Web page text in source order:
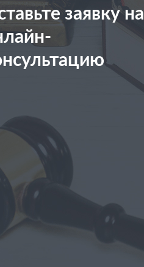
заявку на